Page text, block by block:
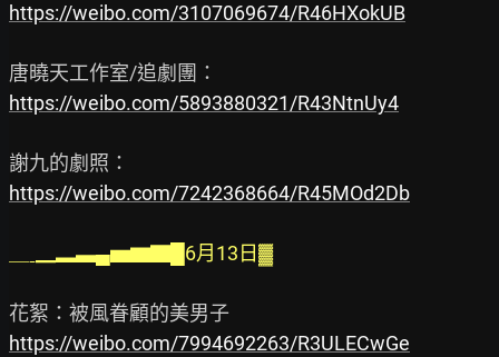
https://weibo.com/3107069674/R46HXokUB
https://weibo.com/5893880321/R43NtnUy4
https://weibo.com/7242368664/R45MOd2Db
＿ˍ▁▂▃▄▅▆▇█6月13日▓
https://weibo.com/7994692263/R3ULECwGe